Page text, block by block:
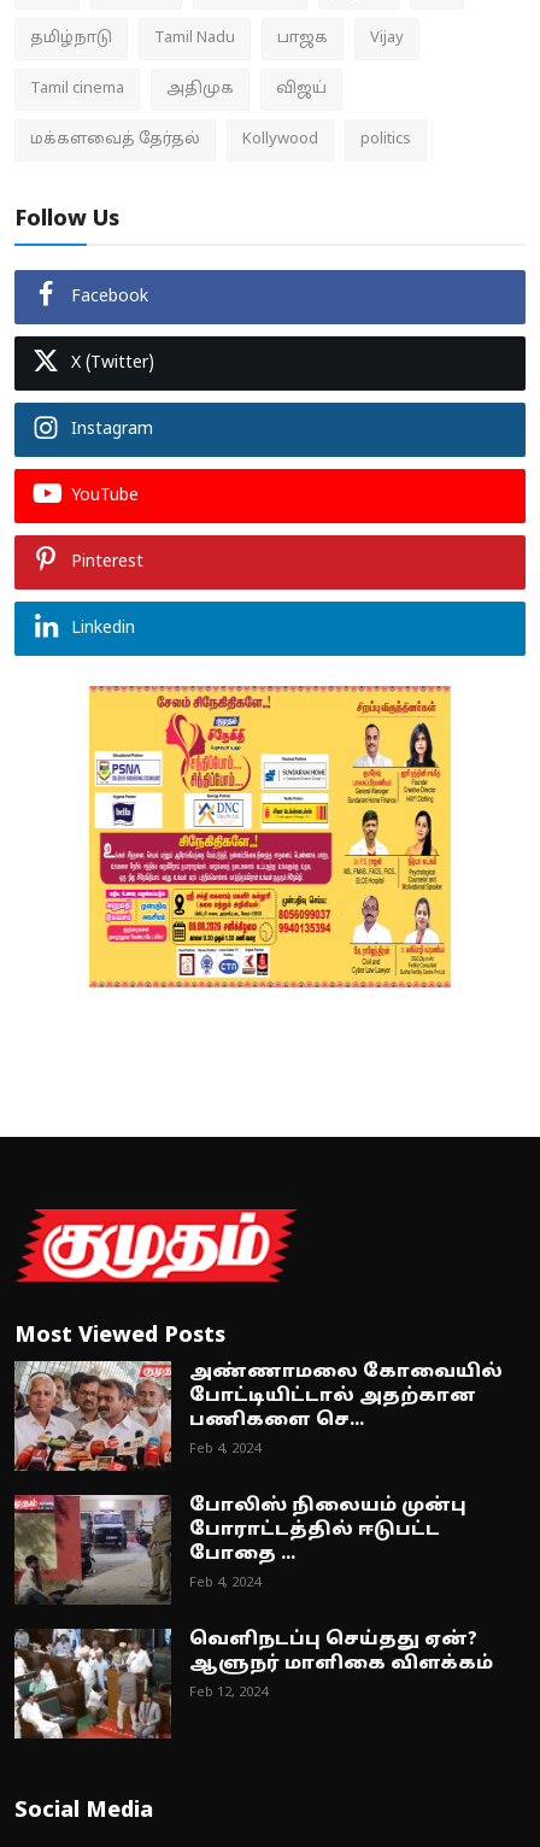
தமிழ்நாடு Tamil Nadu பாஜக Vijay
Tamil cinema அதிமுக விஜய்
மக்களவைத் தேர்தல் Kollywood politics
Follow Us
Facebook
X (Twitter)
Instagram
YouTube
Pinterest
Linkedin
Most Viewed Posts
அண்ணாமலை கோவையில்
போட்டியிட்டால் அதற்கான
பணிகளை செ...
Feb 4, 2024
போலிஸ் நிலையம் முன்பு
போராட்டத்தில் ஈடுபட்ட
போதை ...
Feb 4, 2024
வெளிநடப்பு செய்தது ஏன்?
ஆளுநர் மாளிகை விளக்கம்
Feb 12, 2024
Social Media